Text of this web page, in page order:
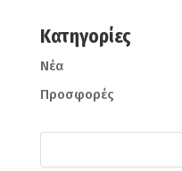
Kατηγορίες
Νέα
Προσφορές